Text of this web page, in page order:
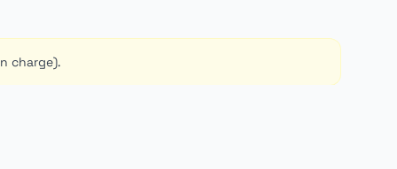
charge).